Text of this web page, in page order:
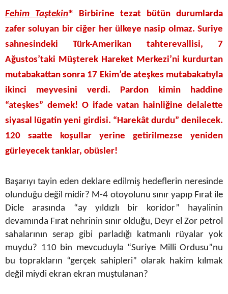
Fehim Taştekin*
Birbirine tezat bütün durumlarda
zafer soluyan bir ciğer her ülkeye nasip olmaz. Suriye
sahnesindeki Türk-Amerikan tahterevallisi, 7
Ağustos’taki Müşterek Hareket Merkezi’ni kurdurtan
mutabakattan sonra 17 Ekim’de ateşkes mutabakatıyla
ikinci meyvesini verdi. Pardon kimin haddine
“ateşkes” demek! O ifade vatan hainliğine delalette
siyasal lügatin yeni girdisi. “Harekât durdu” denilecek.
120 saatte koşullar yerine getirilmezse yeniden
gürleyecek tanklar, obüsler!
Başarıyı tayin eden deklare edilmiş hedeflerin neresinde
olunduğu değil midir? M-4 otoyolunu sınır yapıp Fırat ile
Dicle arasında “ay yıldızlı bir koridor” hayalinin
devamında Fırat nehrinin sınır olduğu, Deyr el Zor petrol
sahalarının serap gibi parladığı katmanlı rüyalar yok
muydu? 110 bin mevcuduyla “Suriye Milli Ordusu”nu
bu toprakların “gerçek sahipleri” olarak hakim kılmak
değil miydi ekran ekran muştulanan?